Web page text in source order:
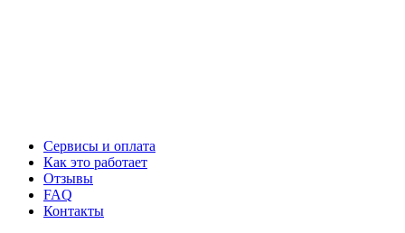
Сервисы и оплата
Как это работает
Отзывы
FAQ
Контакты